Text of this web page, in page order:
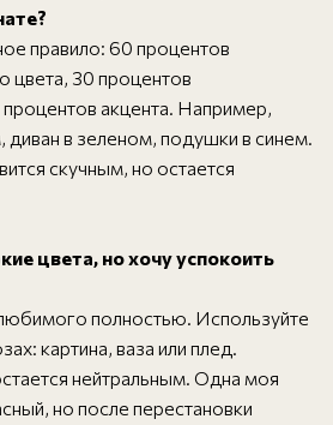
правило: 60 процентов
цвета, 30 процентов
акцента. Например,
диван в зеленом, подушки в синем.
скучным, но остается
цвета, но хочу успокоить
полностью. Используйте
картина, ваза или плед.
нейтральным. Одна моя
но после перестановки